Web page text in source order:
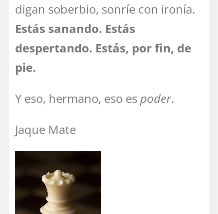
digan soberbio, sonríe con ironía.
Estás sanando. Estás
despertando. Estás, por fin, de
pie.
Y eso, hermano, eso espoder.
Jaque Mate